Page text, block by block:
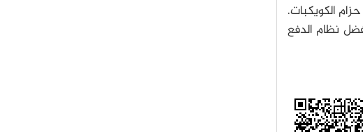
في حزام الكويكبات.
يبلغ قطره حوالي 326 ميل ( 525 كيلومتر) من عام 2011 حتى عام 2012. بفضل نظام الدفع